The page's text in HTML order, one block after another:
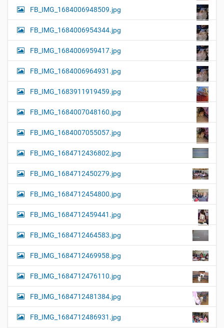
FB_IMG_1684006948509.jpg
FB_IMG_1684006954344.jpg
FB_IMG_1684006959417.jpg
FB_IMG_1684006964931.jpg
FB_IMG_1683911919459.jpg
FB_IMG_1684007048160.jpg
FB_IMG_1684007055057.jpg
FB_IMG_1684712436802.jpg
FB_IMG_1684712450279.jpg
FB_IMG_1684712454800.jpg
FB_IMG_1684712459441.jpg
FB_IMG_1684712464583.jpg
FB_IMG_1684712469958.jpg
FB_IMG_1684712476110.jpg
FB_IMG_1684712481384.jpg
FB_IMG_1684712486931.jpg